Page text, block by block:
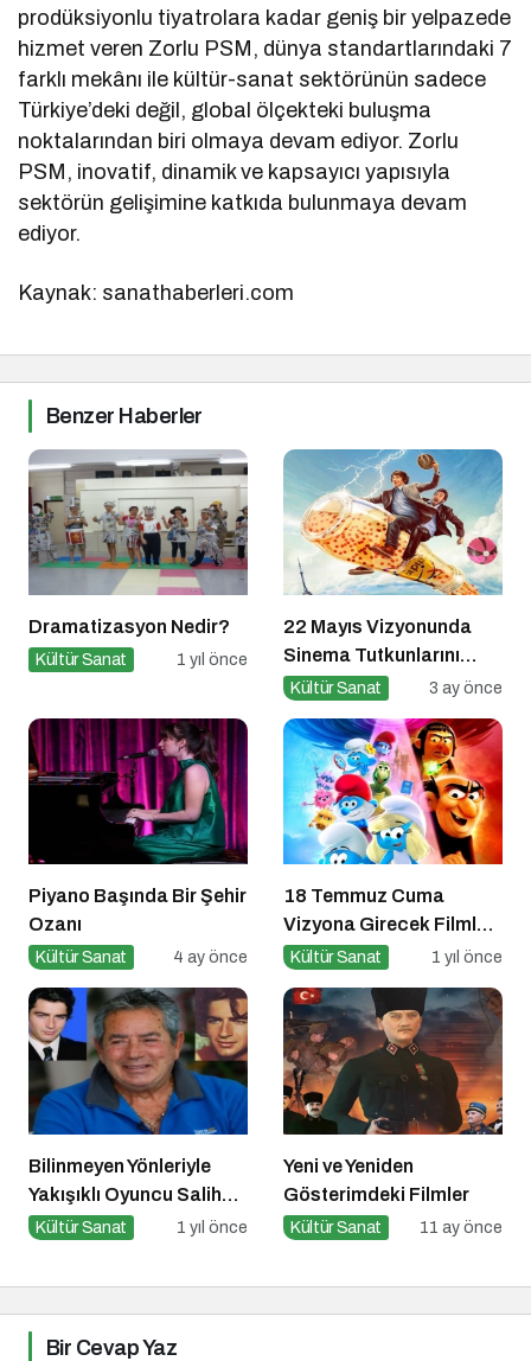
prodüksiyonlu tiyatrolara kadar geniş bir yelpazede
hizmet veren Zorlu PSM, dünya standartlarındaki 7
farklı mekânı ile kültür-sanat sektörünün sadece
Türkiye’deki değil, global ölçekteki buluşma
noktalarından biri olmaya devam ediyor. Zorlu
PSM, inovatif, dinamik ve kapsayıcı yapısıyla
sektörün gelişimine katkıda bulunmaya devam
ediyor.
Kaynak: sanathaberleri.com
Benzer Haberler
Dramatizasyon Nedir?
Kültür Sanat 1 yıl önce
22 Mayıs Vizyonunda
Sinema Tutkunlarını
Dopdolu Bir Hafta
Kültür Sanat 3 ay önce
Piyano Başında Bir Şehir
Ozanı
Kültür Sanat 4 ay önce
18 Temmuz Cuma
Vizyona Girecek Filmler
Belli Oldu
Kültür Sanat 1 yıl önce
Bilinmeyen Yönleriyle
Yakışıklı Oyuncu Salih
GÜNEY ile Söyleşi
Kültür Sanat 1 yıl önce
Yeni ve Yeniden
Gösterimdeki Filmler
Kültür Sanat 11 ay önce
Bir Cevap Yaz